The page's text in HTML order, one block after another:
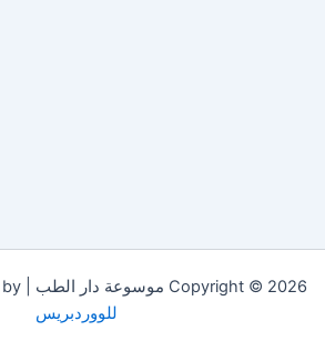
Copyright © 2026 موسوعة دار الطب | Powered by
للووردبريس